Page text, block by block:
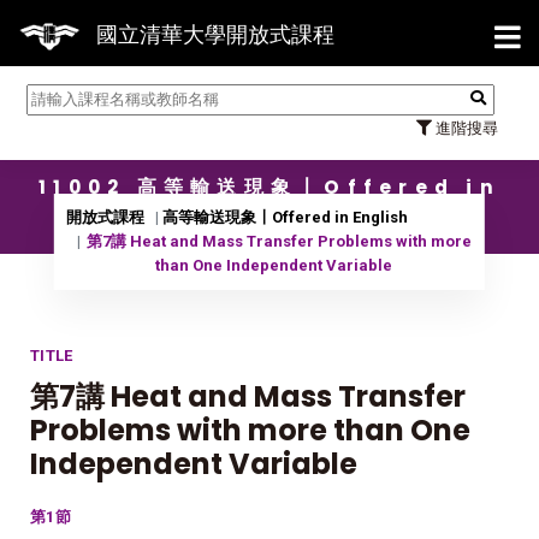
國立清華大學開放式課程
進階搜尋
【
11002 高等輸送現象〡Offered in
English
開放式課程
高等輸送現象〡Offered in English
第7講 Heat and Mass Transfer Problems with more
than One Independent Variable
TITLE
第7講 Heat and Mass Transfer
Problems with more than One
Independent Variable
第1節